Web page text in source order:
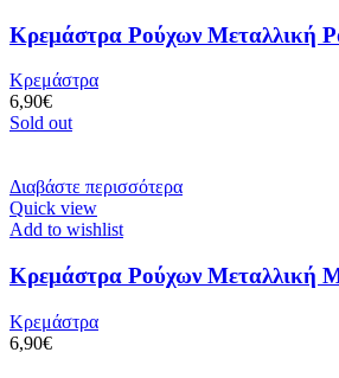
Κρεμάστρα Ρούχων Μεταλλική
Κρεμάστρα
6,90€
Sold out
Διαβάστε περισσότερα
Quick view
Add to wishlist
Κρεμάστρα Ρούχων Μεταλλική
Κρεμάστρα
6,90€